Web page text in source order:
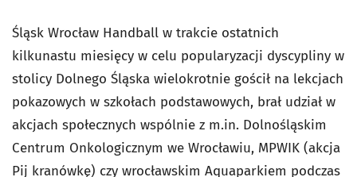
Śląsk Wrocław Handball w trakcie ostatnich
kilkunastu miesięcy w celu popularyzacji dyscypliny w
stolicy Dolnego Śląska wielokrotnie gościł na lekcjach
pokazowych w szkołach podstawowych, brał udział w
akcjach społecznych wspólnie z m.in. Dolnośląskim
Centrum Onkologicznym we Wrocławiu, MPWIK (akcja
Pij kranówkę) czy wrocławskim Aquaparkiem podczas